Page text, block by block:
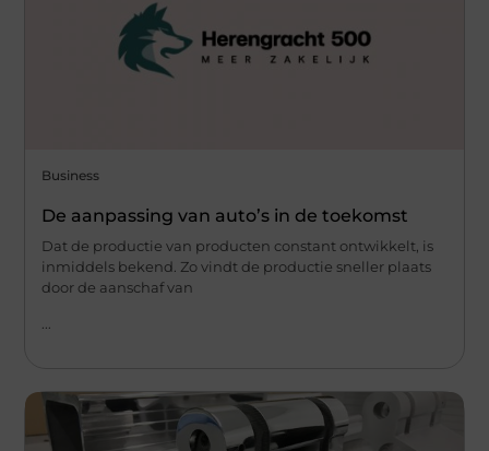
Business
De aanpassing van auto’s in de toekomst
Dat de productie van producten constant ontwikkelt, is
inmiddels bekend. Zo vindt de productie sneller plaats
door de aanschaf van
...